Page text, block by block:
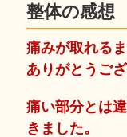
整体の感想
痛みが取れる
ありがとうござ
痛い部分とは
きました。